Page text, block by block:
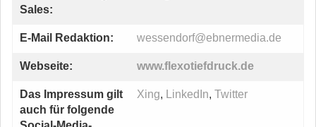
Sales:
E-Mail Redaktion: wessendorf@ebnermedia.de
Webseite: www.flexotiefdruck.de
Das Impressum gilt
auch für folgende
Xing, LinkedIn, Twitter